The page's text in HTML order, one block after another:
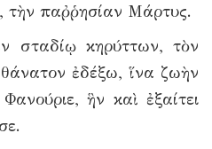
τὴν παῤῥησίαν Μάρτυς.
σταδίῳ κηρύττων, τὸν
ἐδέξω, ἵνα ζωὴν
ἣν καὶ ἐξαίτει